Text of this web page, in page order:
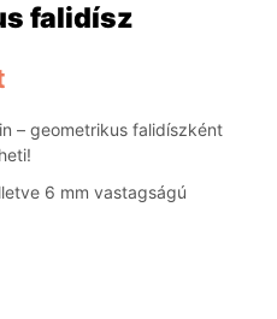
falidísz
– geometrikus falidíszként
6 mm vastagságú